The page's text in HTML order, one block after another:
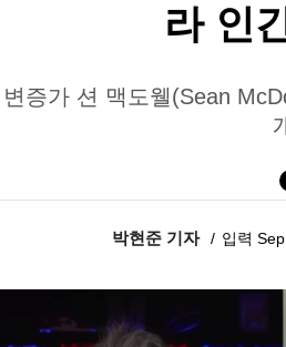
라 인
증가 션 맥도웰(Sean
박현준 기자 입력